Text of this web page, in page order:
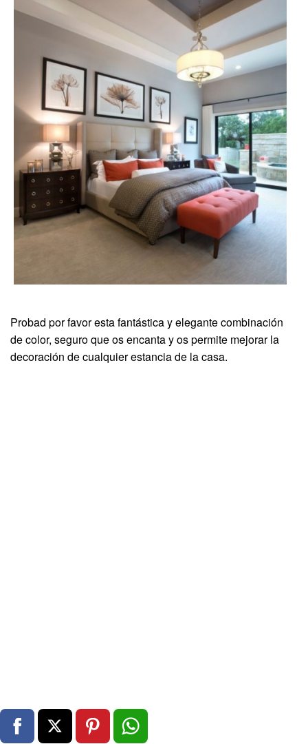
Probad por favor esta fantástica y elegante combinación
de color, seguro que os encanta y os permite mejorar la
decoración de cualquier estancia de la casa.